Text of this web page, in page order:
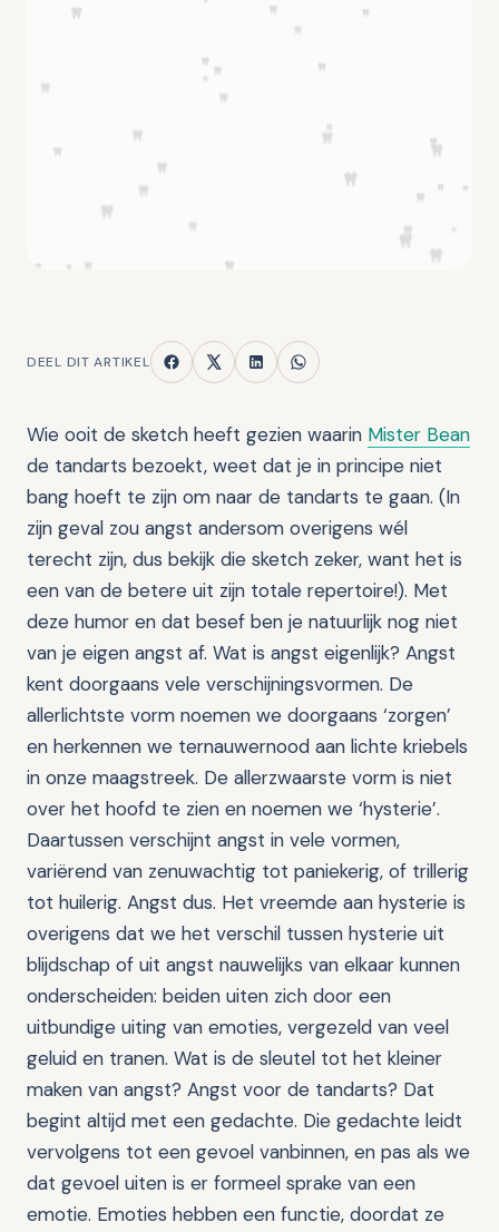
DEEL DIT ARTIKEL
Wie ooit de sketch heeft gezien waarin Mister Bean
de tandarts bezoekt, weet dat je in principe niet
bang hoeft te zijn om naar de tandarts te gaan. (In
zijn geval zou angst andersom overigens wél
terecht zijn, dus bekijk die sketch zeker, want het is
een van de betere uit zijn totale repertoire!). Met
deze humor en dat besef ben je natuurlijk nog niet
van je eigen angst af. Wat is angst eigenlijk? Angst
kent doorgaans vele verschijningsvormen. De
allerlichtste vorm noemen we doorgaans ‘zorgen’
en herkennen we ternauwernood aan lichte kriebels
in onze maagstreek. De allerzwaarste vorm is niet
over het hoofd te zien en noemen we ‘hysterie’.
Daartussen verschijnt angst in vele vormen,
variërend van zenuwachtig tot paniekerig, of trillerig
tot huilerig. Angst dus. Het vreemde aan hysterie is
overigens dat we het verschil tussen hysterie uit
blijdschap of uit angst nauwelijks van elkaar kunnen
onderscheiden: beiden uiten zich door een
uitbundige uiting van emoties, vergezeld van veel
geluid en tranen. Wat is de sleutel tot het kleiner
maken van angst? Angst voor de tandarts? Dat
begint altijd met een gedachte. Die gedachte leidt
vervolgens tot een gevoel vanbinnen, en pas als we
dat gevoel uiten is er formeel sprake van een
emotie. Emoties hebben een functie, doordat ze